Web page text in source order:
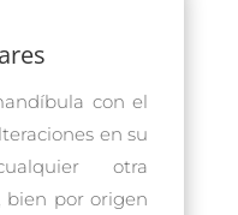
con el
en su
otra
bien por origen